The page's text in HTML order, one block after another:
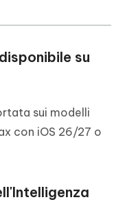
su
sui modelli
con iOS 26/27 o